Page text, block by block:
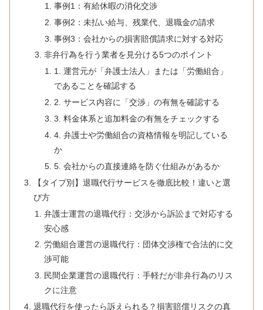
事例1：有給休暇の消化交渉
事例2：未払い給与、残業代、退職金の請求
事例3：会社からの損害賠償請求に対する対応
非弁行為を行う業者を見分ける5つのポイント
1. 運営元が「弁護士法人」または「労働組合」
であることを確認する
2. サービス内容に「交渉」の有無を確認する
3. 料金体系と追加料金の有無をチェックする
4. 弁護士や労働組合の資格情報を明記している
か
5. 会社からの直接連絡を防ぐ仕組みがあるか
【タイプ別】退職代行サービスを徹底比較！違いと選
び方
弁護士運営の退職代行：交渉から訴訟まで対応する
安心感
労働組合運営の退職代行：団体交渉権で合法的に交
渉可能
民間企業運営の退職代行：手軽だが非弁行為のリス
クに注意
退職代行を使ったら訴えられる？損害賠償リスクの真